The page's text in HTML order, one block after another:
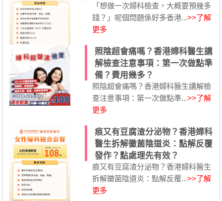
「想做一次婦科檢查，大概要預幾多
錢？」呢個問題係好多香港...>>了解
更多
照陰超會痛嗎？香港婦科醫生講
解檢查注意事項：第一次做點準
備？費用幾多？
照陰超會痛嗎？香港婦科醫生講解檢
查注意事項：第一次做點準...>>了解
更多
痕又有豆腐渣分泌物？香港婦科
醫生拆解黴菌陰道炎：點解反覆
發作？點處理先有效？
痕又有豆腐渣分泌物？香港婦科醫生
拆解黴菌陰道炎：點解反覆...>>了解
更多